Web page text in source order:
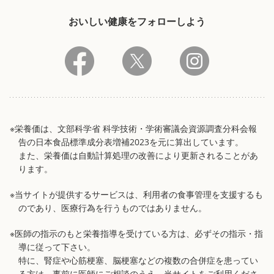
おいしい健康をフォローしよう
※栄養価は、文部科学省 科学技術・学術審議会資源調査分科会報
告の日本食品標準成分表増補2023を元に算出しています。
また、栄養価は自動計算処理の改善により更新されることがあ
ります。
※当サイトが提供するサービスは、利用者の食事管理を支援するも
のであり、医療行為を行うものではありません。
※医師の指示のもと栄養指導を受けている方は、必ずその指示・指
導に従って下さい。
特に、腎症や心筋梗塞、脳梗塞などの複数の合併症を患ってい